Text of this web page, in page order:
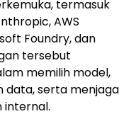
termasuk
AWS
Foundry, dan
tersebut
memilih model,
data, serta menjaga
internal.